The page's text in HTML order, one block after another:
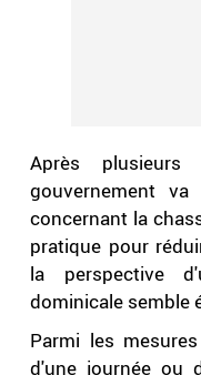
Après
gouvernement
concernant la
pratique pour
la perspective
dominicale semble
Parmi les
d'une journée ou